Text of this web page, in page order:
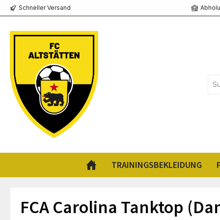
Zur Hauptnavigation springen
Schneller Versand
TRAININGSBEKLEIDUNG
FCA Carolina Tanktop